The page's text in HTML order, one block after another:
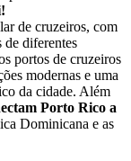
de cruzeiros, com
de diferentes
portos de cruzeiros
modernas e uma
da cidade. Além
Porto Rico a
Dominicana e as